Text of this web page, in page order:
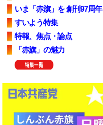
いま「赤旗」を 創刊97周年
すいよう特集
特報、焦点・論点
「赤旗」の魅力